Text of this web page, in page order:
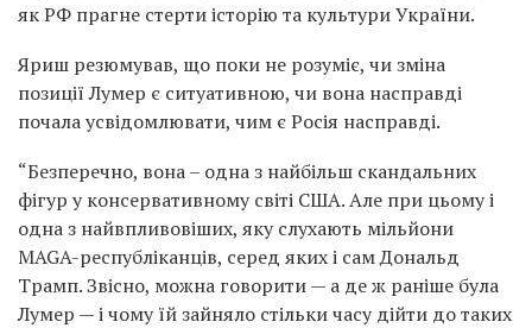
як РФ прагне стерти історію та культури України.
Яриш резюмував, що поки не розуміє, чи зміна
позиції Лумер є ситуативною, чи вона насправді
почала усвідомлювати, чим є Росія насправді.
“Безперечно, вона – одна з найбільш скандальних
фігур у консервативному світі США. Але при цьому і
одна з найвпливовіших, яку слухають мільйони
MAGA-республіканців, серед яких і сам Дональд
Трамп. Звісно, можна говорити — а де ж раніше була
Лумер — і чому їй зайняло стільки часу дійти до таких